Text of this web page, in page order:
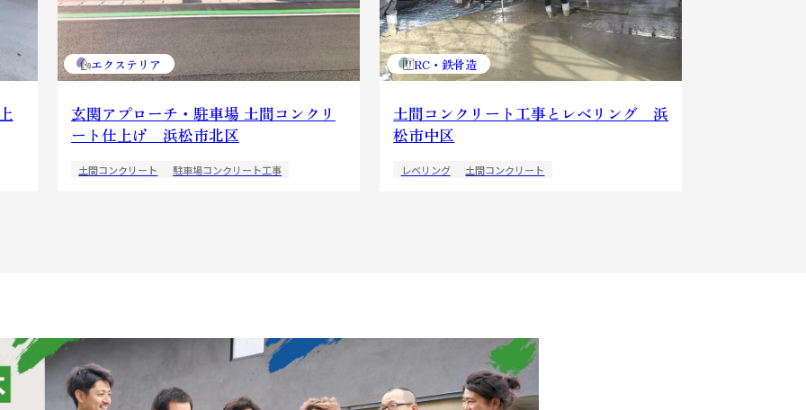
エクステリア
玄関アプローチ・駐車場 土間コンクリ
ート仕上げ 浜松市北区
土間コンクリート 駐車場コンクリート工事
RC・鉄骨造
土間コンクリート工事とレベリング 浜
松市中区
レベリング 土間コンクリート